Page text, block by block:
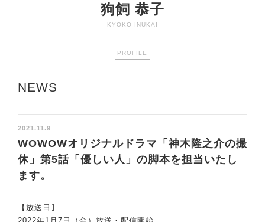
狗飼 恭子
KYOKO INUKAI
PROFILE
NEWS
2021.11.9
WOWOWオリジナルドラマ「神木隆之介の撮
休」第5話「優しい人」の脚本を担当いたし
ます。
【放送日】